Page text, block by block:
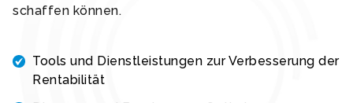
schaffen können.
Tools und Dienstleistungen zur Verbesserung der
Rentabilität